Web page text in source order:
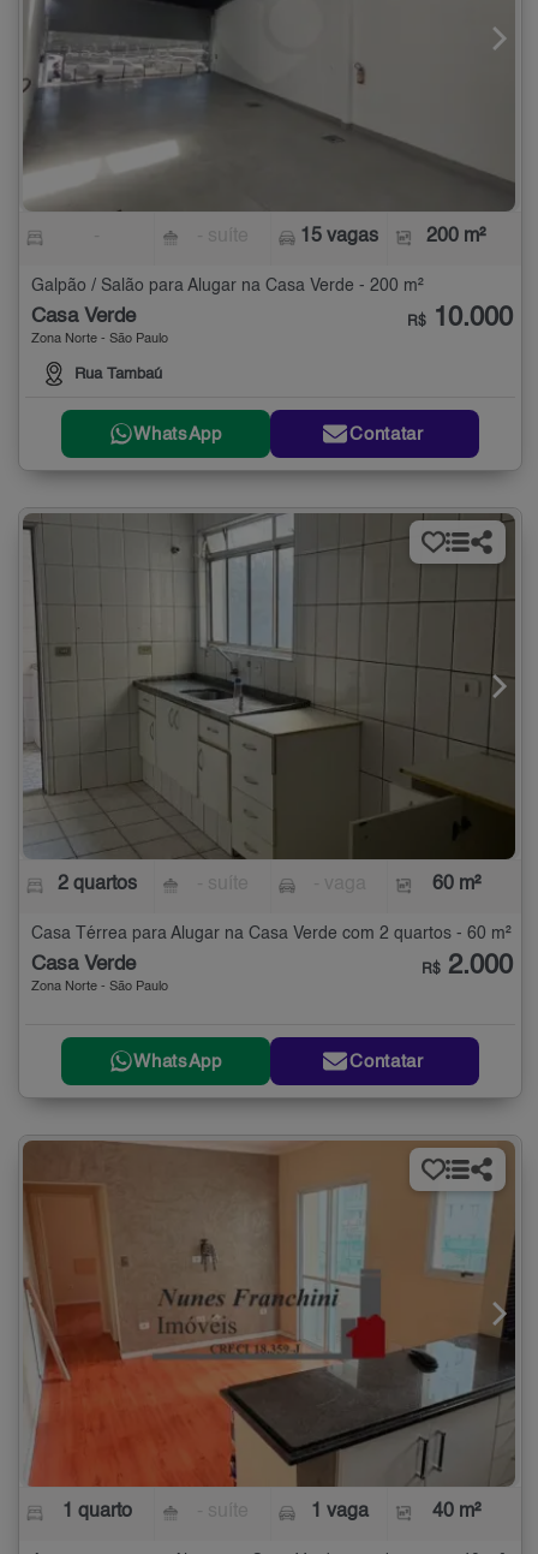
15 vagas 200 m²
Galpão / Salão para Alugar na Casa Verde - 200 m²
Casa Verde
Zona Norte - São Paulo
Rua Tambaú
R$ 10.000
WhatsApp Contatar
2 quartos 60 m²
Casa Térrea para Alugar na Casa Verde com 2 quartos - 60 m²
Casa Verde
Zona Norte - São Paulo
R$ 2.000
WhatsApp Contatar
1 quarto 1 vaga 40 m²